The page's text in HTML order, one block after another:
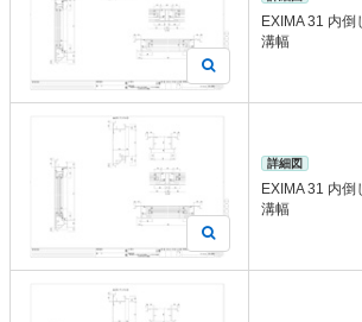
EXIMA 31 内
溝幅
詳細図
EXIMA 31 内
溝幅